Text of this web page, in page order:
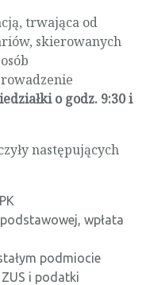
trwająca od
skierowanych
o godz. 9:30 i
następujących
wpłata
podmiocie
i podatki